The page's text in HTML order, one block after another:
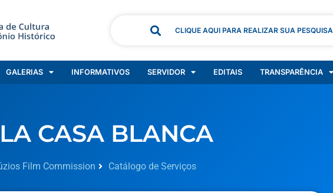
CLIQUE AQUI PARA REALIZAR SUA PESQUISA
GALERIAS INFORMATIVOS SERVIDOR EDITAIS TRANSPARÊNCIA
CASA BLANCA
Film Commission Catálogo de Serviços